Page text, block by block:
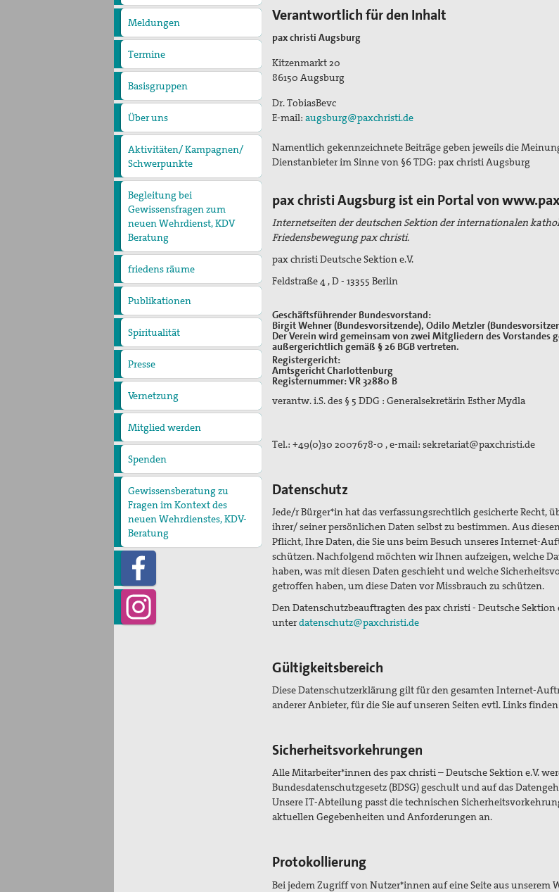
christi
Meldungen
Termine
Basisgruppen
Über uns
Präambel
Kurzvorstellung
Geschäftsstelle
Kontakt
Aktivitäten/ Kampagnen/
Schwerpunkte
Aktion Aufschrei
Den Staat Palästina
anerkennen!
Dialog
Begleitung bei
Gewissensfragen zum
neuen Wehrdienst, KDV
Beratung
friedens räume
Leitungsteam
Ehrenamtliche
Publikationen
Blickpunkt
Erklärungen
Spiritualität
Quartalgottesdienst mit
pax christi
Ulrichsfriedensgottesdienst
Max Josef Metzger-
Texte und Gebete
Presse
Presseberichte
Pressemitteilungen
Vernetzung
Mitglied werden
Spenden
Gewissensberatung zu
Fragen im Kontext des
neuen Wehrdienstes, KDV-
Beratung
Verantwortlich für den Inhalt
pax christi Augsburg
Kitzenmarkt 20
86150 Augsburg
Dr. TobiasBevc
E-mail: augsburg@paxchristi.de
Namentlich gekennzeichnete Beiträge geben jeweils die
Dienstanbieter im Sinne von §6 TDG: pax christi Augsburg
pax christi Augsburg ist ein Portal von
Internetseiten der deutschen Sektion der internationalen
Friedensbewegung pax christi.
pax christi Deutsche Sektion e.V.
Feldstraße 4 , D - 13355 Berlin
Geschäftsführender Bundesvorstand:
Birgit Wehner (Bundesvorsitzende), Odilo Metzler
Der Verein wird gemeinsam von zwei Mitgliedern des Vorstandes
außergerichtlich gemäß § 26 BGB vertreten.
Registergericht:
Amtsgericht Charlottenburg
Registernummer: VR 32880 B
verantw. i.S. des § 5 DDG : Generalsekretärin Esther Mydla
Tel.: +49(0)30 2007678-0 , e-mail: sekretariat@paxchristi.de
Datenschutz
Jede/r Bürger*in hat das verfassungsrechtlich gesicherte Recht,
ihrer/ seiner persönlichen Daten selbst zu bestimmen. Aus
Pflicht, Ihre Daten, die Sie uns beim Besuch unseres Internet-
schützen. Nachfolgend möchten wir Ihnen aufzeigen, welche
haben, was mit diesen Daten geschieht und welche
getroffen haben, um diese Daten vor Missbrauch zu schützen.
Den Datenschutzbeauftragten des pax christi - Deutsche Sektion
unterdatenschutz@paxchristi.de
Gültigkeitsbereich
Diese Datenschutzerklärung gilt für den gesamten Internet-
anderer Anbieter, für die Sie auf unseren Seiten evtl. Links
Sicherheitsvorkehrungen
Alle Mitarbeiter*innen des pax christi – Deutsche Sektion e.V.
Bundesdatenschutzgesetz (BDSG) geschult und auf das
Unsere IT-Abteilung passt die technischen
aktuellen Gegebenheiten und Anforderungen an.
Protokollierung
Bei jedem Zugriff von Nutzer*innen auf eine Seite aus unserem